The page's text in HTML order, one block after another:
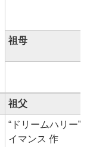
祖母
祖父
“ドリームハリー
イマンス 作